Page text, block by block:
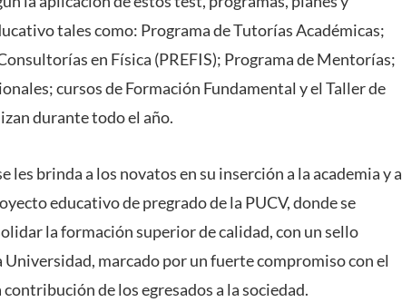
tales como: Programa de Tutorías Académicas;
en Física (PREFIS); Programa de Mentorías;
cursos de Formación Fundamental y el Taller de
durante todo el año.
les brinda a los novatos en su inserción a la academia y a
educativo de pregrado de la PUCV, donde se
la formación superior de calidad, con un sello
marcado por un fuerte compromiso con el
de los egresados a la sociedad.